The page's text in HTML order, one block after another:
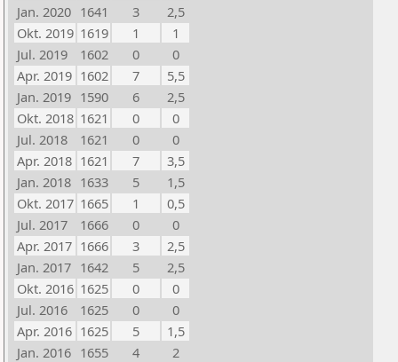
Jan. 2020 1641 3
2,5
Okt. 2019 1619 1
1
Jul. 2019
1602 0
0
Apr. 2019 1602 7
5,5
Jan. 2019 1590 6
2,5
Okt. 2018 1621 0
0
Jul. 2018
1621 0
0
Apr. 2018 1621 7
3,5
Jan. 2018 1633 5
1,5
Okt. 2017 1665 1
0,5
Jul. 2017
1666 0
0
Apr. 2017 1666 3
2,5
Jan. 2017 1642 5
2,5
Okt. 2016 1625 0
0
Jul. 2016
1625 0
0
Apr. 2016 1625 5
1,5
Jan. 2016 1655 4
2